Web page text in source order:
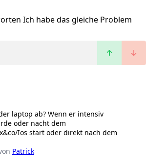
Ich habe das gleiche Problem
laptop ab? Wenn er intensiv
oder nacht dem
Ios start oder direkt nach dem
Patrick